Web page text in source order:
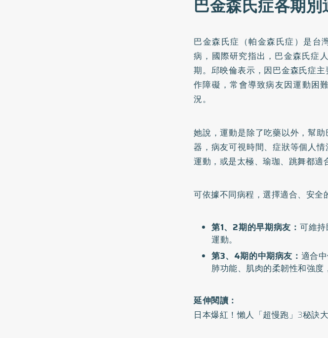
巴金森氏症各期
巴金森氏症（帕金森氏症）是台
病，國際研究指出，巴金森氏症
期。邱映倫表示，因巴金森氏症
作障礙，常會導致病友因運動困
況。
她說，運動是除了吃藥以外，幫
器，病友可視時間、症狀等個人
運動，或是太極、瑜珈、跳舞都適
可依據不同病程，選擇適合、安全
第1、2期的早期病友： 可維
運動。
第3、4期的中期病友： 適合
肺功能、肌肉的柔韌性和強度
延伸閱讀：
日本爆紅！懶人「超慢跑」3秘訣